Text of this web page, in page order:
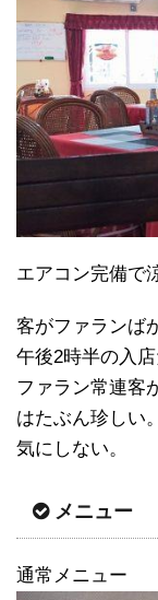
エアコン完備で
客がファランば
午後2時半の入
ファラン常連客
はたぶん珍しい
気にしない。
メニュー
通常メニュー